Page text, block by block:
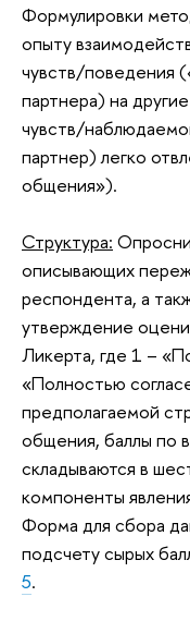
Формулировки
опыту
чувств/поведения
партнера) на
чувств/
партнер) легко
общения»).
Структура:
описывающих
респондента, а
утверждение
Ликерта, где 1 –
«Полностью
предполагаемой
общения, баллы по
складываются в
компоненты
Форма для сбора
подсчету сырых
5.